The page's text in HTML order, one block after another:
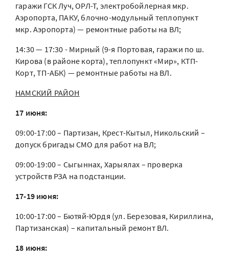
гаражи ГСК Луч, ОРЛ-Т, электробойлерная мкр.
Аэропорта, ПАКУ, блочно-модульный теплопункт
мкр. Аэропорта) — ремонтные работы на ВЛ;
14:30 — 17:30 - Мирный (9-я Портовая, гаражи по ш.
Кирова (в районе корта), теплопункт «Мир», КТП-
Корт, ТП-АБК) — ремонтные работы на ВЛ.
НАМСКИЙ РАЙОН
17 июня:
09:00-17:00 – Партизан, Крест-Кытыл, Никольский –
допуск бригады СМО для работ на ВЛ;
09:00-19:00 – Сыгыннах, Харыялах – проверка
устройств РЗА на подстанции.
17-19 июня:
10:00-17:00 – Бютяй-Юрдя (ул. Березовая, Кириллина,
Партизанская) – капитальный ремонт ВЛ.
18 июня: